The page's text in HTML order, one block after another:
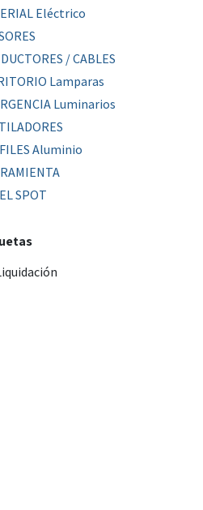
Eléctrico
/ CABLES
Lamparas
Luminarios
Aluminio
SPOT